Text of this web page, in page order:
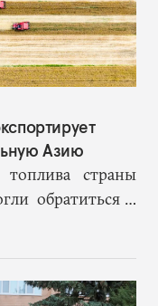
Азию
страны
обратиться к
объемами, то